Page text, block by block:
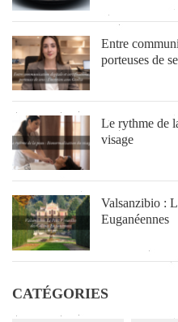
Entre
porteuses de
Le rythme de
visage
Valsanzibio :
Euganéennes
CATÉGORIES